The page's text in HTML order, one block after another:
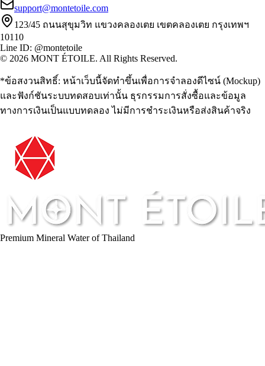
support@montetoile.com
123/45 ถนนสุขุมวิท แขวงคลองเตย เขตคลองเตย กรุงเทพฯ
10110
Line ID: @montetoile
© 2026 MONT ÉTOILE. All Rights Reserved.
*ข้อสงวนสิทธิ์: หน้าเว็บนี้จัดทำขึ้นเพื่อการจำลองดีไซน์ (Mockup)
และฟังก์ชันระบบทดสอบเท่านั้น ธุรกรรมการสั่งซื้อและข้อมูล
ทางการเงินเป็นแบบทดลอง ไม่มีการชำระเงินหรือส่งสินค้าจริง
Premium Mineral Water of Thailand